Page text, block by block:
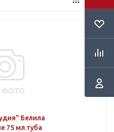
Белила
75 мл.туба